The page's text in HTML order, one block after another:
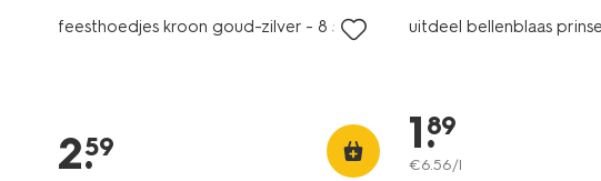
feesthoedjes kroon goud-zilver - 8 stuks
2.
59
uitdeel bellenblaas
1.
89
€6.56/l